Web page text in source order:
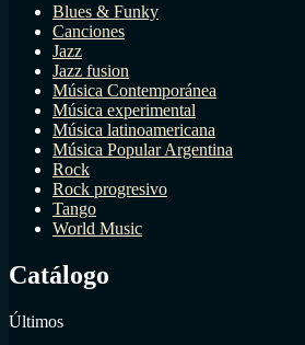
Blues & Funky
Canciones
Jazz
Jazz fusion
Música Contemporánea
Música experimental
Música latinoamericana
Música Popular Argentina
Rock
Rock progresivo
Tango
World Music
Catálogo
Últimos